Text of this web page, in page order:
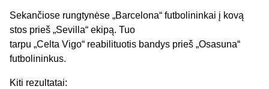
Sekančiose rungtynėse „Barcelona“ futbolininkai į kovą
stos prieš „Sevilla“ ekipą. Tuo
tarpu „Celta Vigo“ reabilituotis bandys prieš „Osasuna“
futbolininkus.
Kiti rezultatai: